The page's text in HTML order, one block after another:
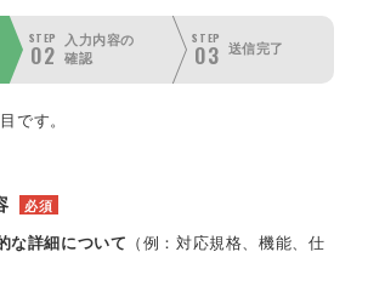
STEP
02
入力内容の
確認
STEP
03 送信完了
です。
必須
な詳細について （例：対応規格、機能、仕